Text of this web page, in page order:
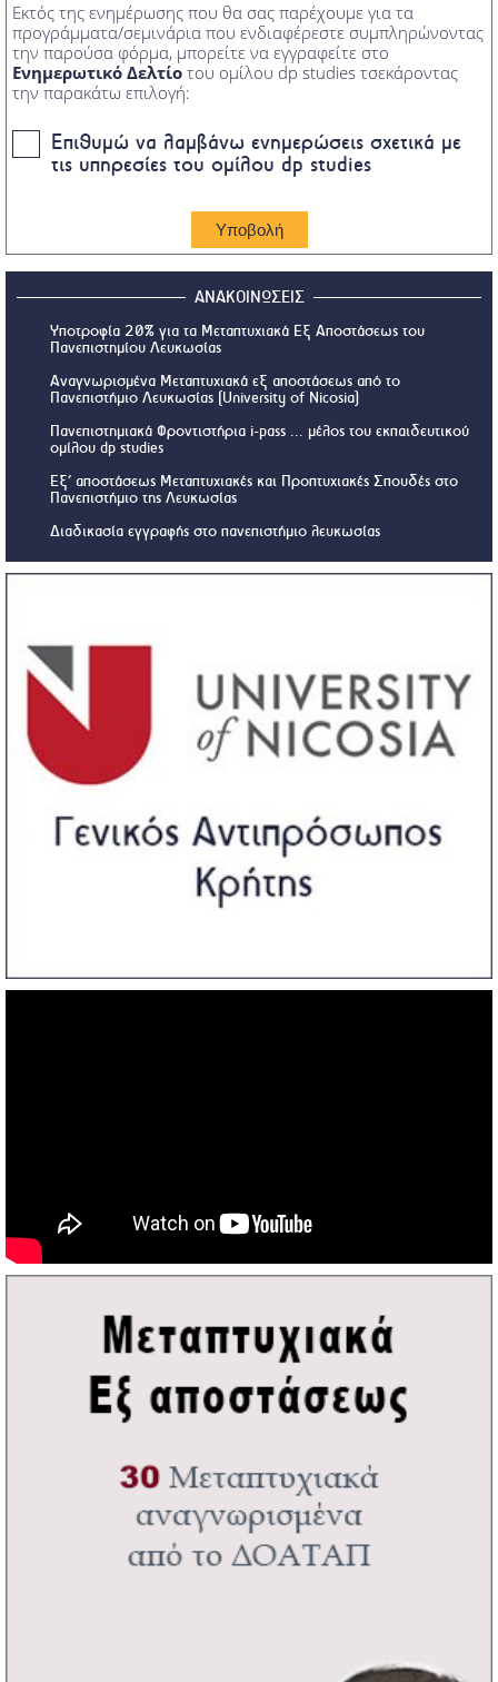
Εκτός της ενημέρωσης που θα σας παρέχουμε για τα
προγράμματα/σεμινάρια που ενδιαφέρεστε συμπληρώνοντας
την παρούσα φόρμα, μπορείτε να εγγραφείτε στο
Ενημερωτικό Δελτίο του ομίλου dp studies τσεκάροντας
την παρακάτω επιλογή:
Επιθυμώ να λαμβάνω ενημερώσεις σχετικά με
τις υπηρεσίες του ομίλου dp studies
ΑΝΑΚΟΙΝΩΣΕΙΣ
Υποτροφία 20% για τα Μεταπτυχιακά Εξ Αποστάσεως του
Πανεπιστημίου Λευκωσίας
Αναγνωρισμένα Μεταπτυχιακά εξ αποστάσεως από το
Πανεπιστήμιο Λευκωσίας (University of Nicosia)
Πανεπιστημιακά Φροντιστήρια i-pass ... μέλος του εκπαιδευτικού
ομίλου dp studies
Εξ’ αποστάσεως Μεταπτυχιακές και Προπτυχιακές Σπουδές στο
Πανεπιστήμιο της Λευκωσίας
Διαδικασία εγγραφής στο πανεπιστήμιο λευκωσίας